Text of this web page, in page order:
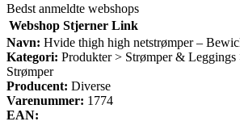
Bedst anmeldte webshops
Webshop Stjerner Link
Navn: Hvide thigh high netstrømper –
Kategori: Produkter > Strømper &
Strømper
Producent: Diverse
Varenummer: 1774
EAN: